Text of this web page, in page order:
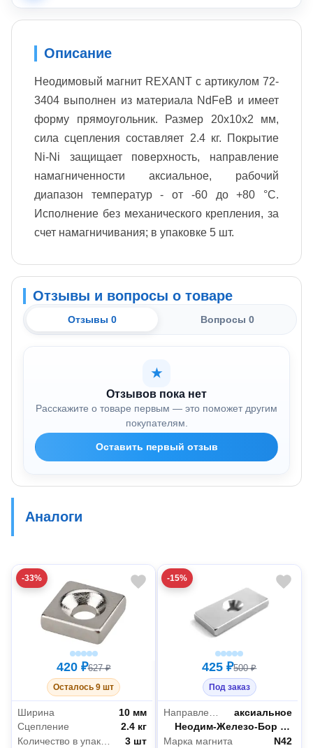
Описание
Неодимовый магнит REXANT с артикулом 72-
3404 выполнен из материала NdFeB и имеет
форму прямоугольник. Размер 20х10х2 мм,
сила сцепления составляет 2.4 кг. Покрытие
Ni-Ni защищает поверхность, направление
намагниченности аксиальное, рабочий
диапазон температур - от -60 до +80 °С.
Исполнение без механического крепления, за
счет намагничивания; в упаковке 5 шт.
Отзывы и вопросы о товаре
Отзывы 0 Вопросы 0
★
Отзывов пока нет
Расскажите о товаре первым — это поможет другим
покупателям.
Оставить первый отзыв
Аналоги
-33%
420 ₽627 ₽
Осталось 9 шт
Ширина
10 мм
Сцепление
2.4 кг
3 шт
-15%
425 ₽500 ₽
Под заказ
аксиальное
Материал
Неодим-Железо-Бор (NdFeB)
Марка магнита
N42